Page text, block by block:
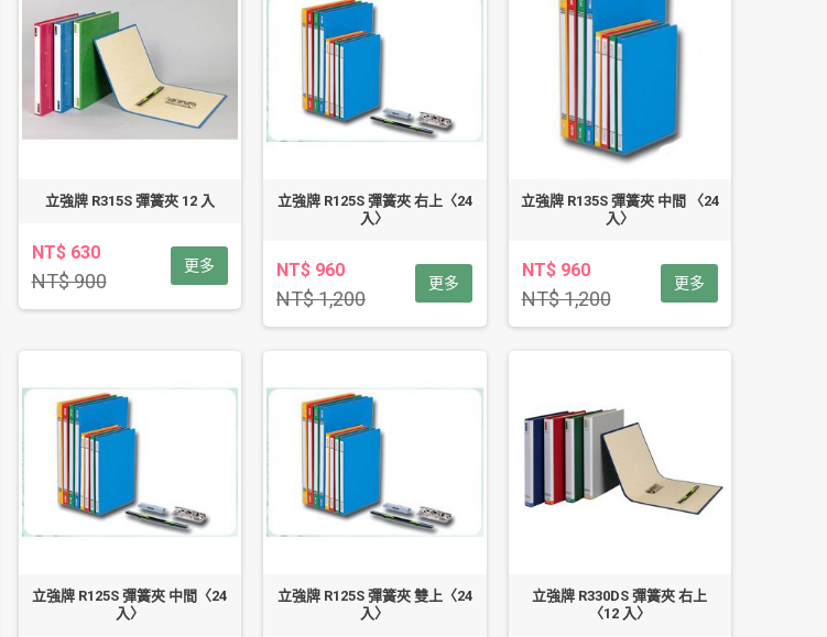
立強牌 R315S 彈簧夾 12 入
NT$ 630
NT$ 900
更多
立強牌 R125S 彈簧夾 右上〈24
入〉
NT$ 960
NT$ 1,200
更多
立強牌 R135S 彈簧夾 中間 〈24
入〉
NT$ 960
NT$ 1,200
更多
立強牌 R125S 彈簧夾 中間〈24
入〉
立強牌 R125S 彈簧夾 雙上〈24
入〉
立強牌 R330DS 彈簧夾 右上
〈12 入〉